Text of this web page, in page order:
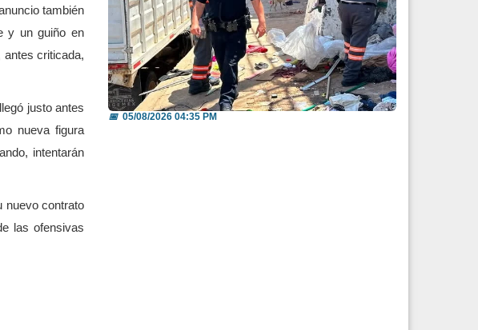
también
y un guiño en
antes criticada,
justo antes
nueva figura
intentarán
nuevo contrato
las ofensivas
Invitan a reportar espacios públicos
invadidos a través...
📅05/08/2026 04:35 PM